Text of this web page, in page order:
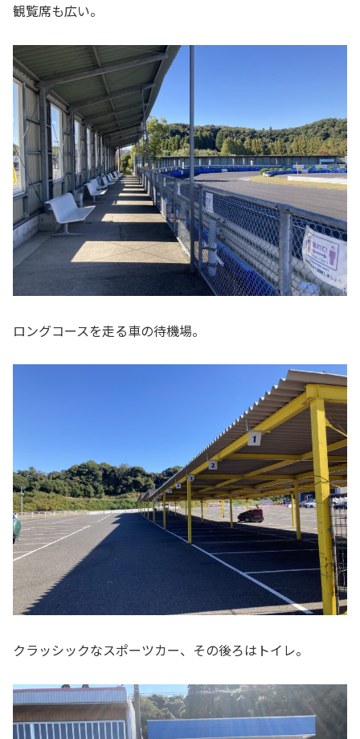
観覧席も広い。
ロングコースを走る車の待機場。
クラッシックなスポーツカー、その後ろはトイレ。